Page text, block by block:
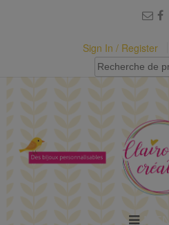
Sign In / Register
Recherche
pour :